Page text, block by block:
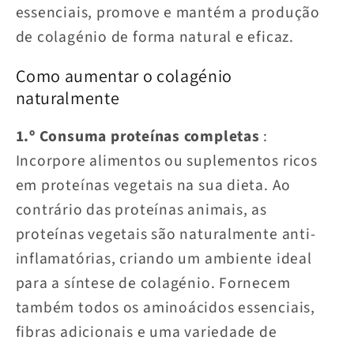
essenciais, promove e mantém a produção
de colagénio de forma natural e eficaz.
Como aumentar o colagénio
naturalmente
1.º Consuma proteínas completas :
Incorpore alimentos ou suplementos ricos
em proteínas vegetais na sua dieta. Ao
contrário das proteínas animais, as
proteínas vegetais são naturalmente anti-
inflamatórias, criando um ambiente ideal
para a síntese de colagénio. Fornecem
também todos os aminoácidos essenciais,
fibras adicionais e uma variedade de